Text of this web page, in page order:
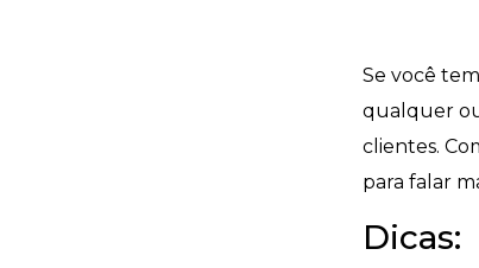
Se você
qualquer
clientes.
para falar
Dicas: